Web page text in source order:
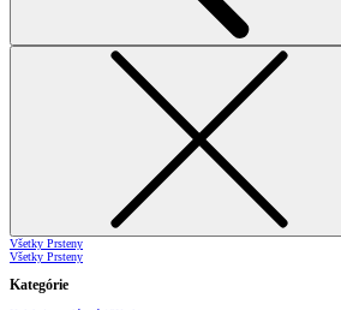
Všetky Prsteny
Všetky Prsteny
Kategórie